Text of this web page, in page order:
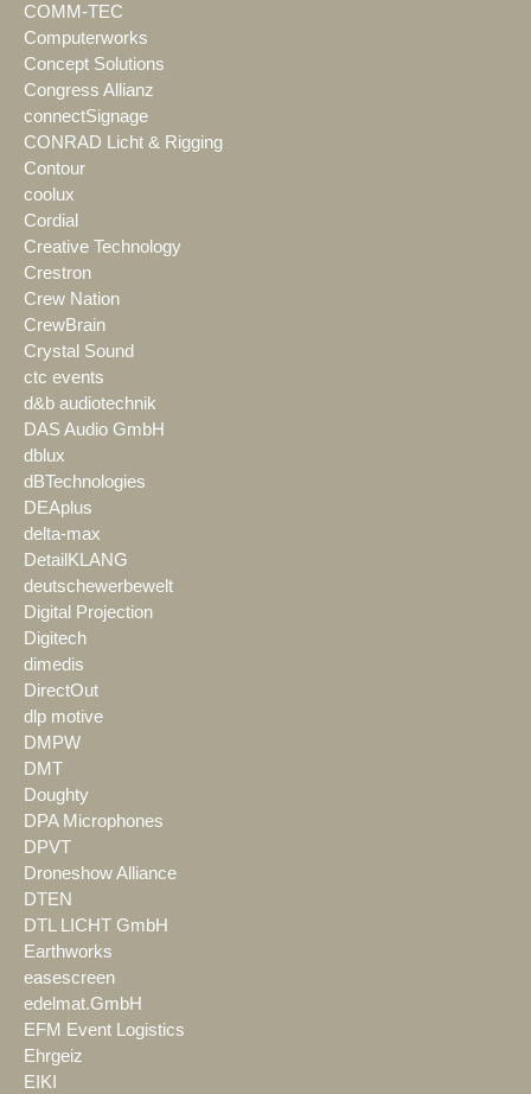
COMM-TEC
Computerworks
Concept Solutions
Congress Allianz
connectSignage
CONRAD Licht & Rigging
Contour
coolux
Cordial
Creative Technology
Crestron
Crew Nation
CrewBrain
Crystal Sound
ctc events
d&b audiotechnik
DAS Audio GmbH
dblux
dBTechnologies
DEAplus
delta-max
DetailKLANG
deutschewerbewelt
Digital Projection
Digitech
dimedis
DirectOut
dlp motive
DMPW
DMT
Doughty
DPA Microphones
DPVT
Droneshow Alliance
DTEN
DTL LICHT GmbH
Earthworks
easescreen
edelmat.GmbH
EFM Event Logistics
Ehrgeiz
EIKI